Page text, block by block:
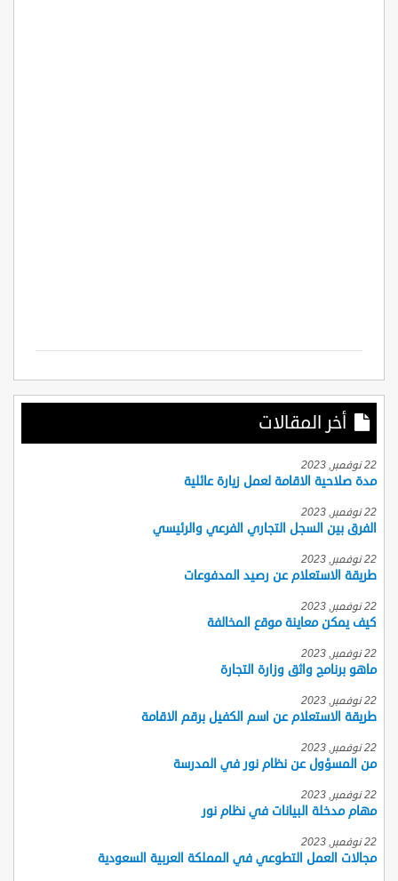
أخر المقالات
22 نوفمبر, 2023
مدة صلاحية الاقامة لعمل زيارة عائلية
22 نوفمبر, 2023
الفرق بين السجل التجاري الفرعي والرئيسي
22 نوفمبر, 2023
طريقة الاستعلام عن رصيد المدفوعات
22 نوفمبر, 2023
كيف يمكن معاينة موقع المخالفة
22 نوفمبر, 2023
ماهو برنامج واثق وزارة التجارة
22 نوفمبر, 2023
طريقة الاستعلام عن اسم الكفيل برقم الاقامة
22 نوفمبر, 2023
من المسؤول عن نظام نور في المدرسة
22 نوفمبر, 2023
مهام مدخلة البيانات في نظام نور
22 نوفمبر, 2023
مجالات العمل التطوعي في المملكة العربية السعودية